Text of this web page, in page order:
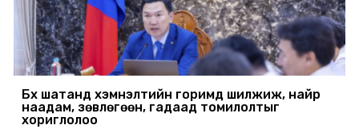
Бүх шатанд хэмнэлтийн горимд шилжиж, найр
наадам, зөвлөгөөн, гадаад томилолтыг
хориглолоо